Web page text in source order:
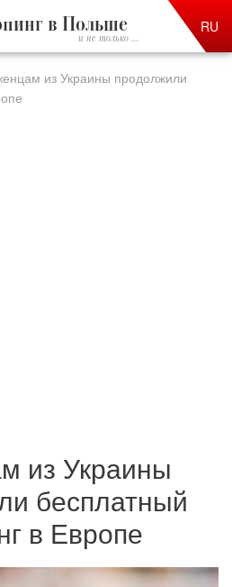
в Польше
и не только ...
RU
из Украины продолжили
из Украины
бесплатный
в Европе